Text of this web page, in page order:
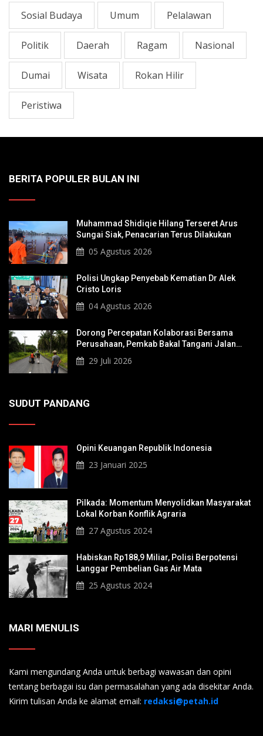
Sosial Budaya Umum Pelalawan
Politik Daerah Ragam Nasional
Dumai Wisata Rokan Hilir
Peristiwa
BERITA POPULER BULAN INI
Muhammad Shidiqie Hilang Terseret Arus
Sungai Siak, Penacarian Terus Dilakukan
05 Agustus 2026
Polisi Ungkap Penyebab Kematian Dr Alek
Cristo Loris
04 Agustus 2026
Dorong Percepatan Kolaborasi Bersama
Perusahaan, Pemkab Bakal Tangani Jalan
KITB - Sungai Rawa Yang Rusak
29 Juli 2026
SUDUT PANDANG
Opini Keuangan Republik Indonesia
23 Januari 2025
Pilkada: Momentum Menyolidkan Masyarakat
Lokal Korban Konflik Agraria
27 Agustus 2024
Habiskan Rp188,9 Miliar, Polisi Berpotensi
Langgar Pembelian Gas Air Mata
25 Agustus 2024
MARI MENULIS
Kami mengundang Anda untuk berbagi wawasan dan opini
tentang berbagai isu dan permasalahan yang ada disekitar Anda.
Kirim tulisan Anda ke alamat email: redaksi@petah.id